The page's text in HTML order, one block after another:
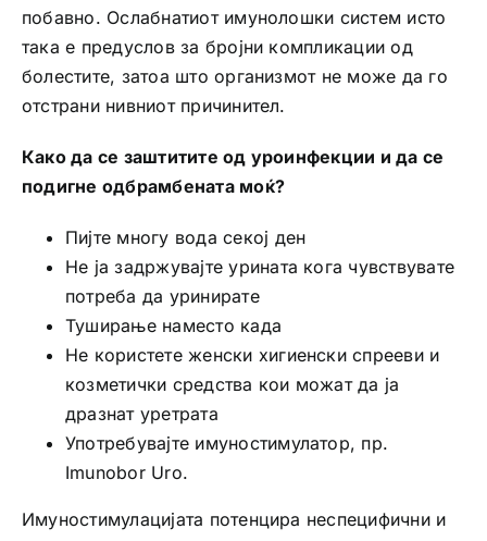
побавно. Ослабнатиот имунолошки систем исто
така е предуслов за бројни компликации од
болестите, затоа што организмот не може да го
отстрани нивниот причинител.
Како да се заштитите од уроинфекции и да се
подигне одбрамбената моќ?
Пијте многу вода секој ден
Не ја задржувајте урината кога чувствувате
потреба да уринирате
Туширање наместо када
Не користете женски хигиенски спрееви и
козметички средства кои можат да ја
дразнат уретрата
Употребувајте имуностимулатор, пр.
Imunobor Uro.
Имуностимулацијата потенцира неспецифични и